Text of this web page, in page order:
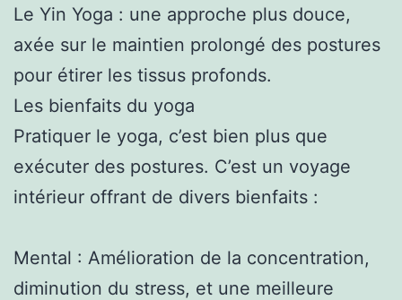
Le Yin Yoga : une approche plus douce,
axée sur le maintien prolongé des postures
pour étirer les tissus profonds.
Les bienfaits du yoga
Pratiquer le yoga, c’est bien plus que
exécuter des postures. C’est un voyage
intérieur offrant de divers bienfaits :
Mental : Amélioration de la concentration,
diminution du stress, et une meilleure